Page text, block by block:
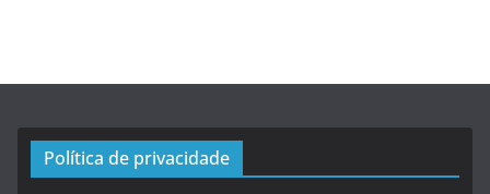
Política de privacidade